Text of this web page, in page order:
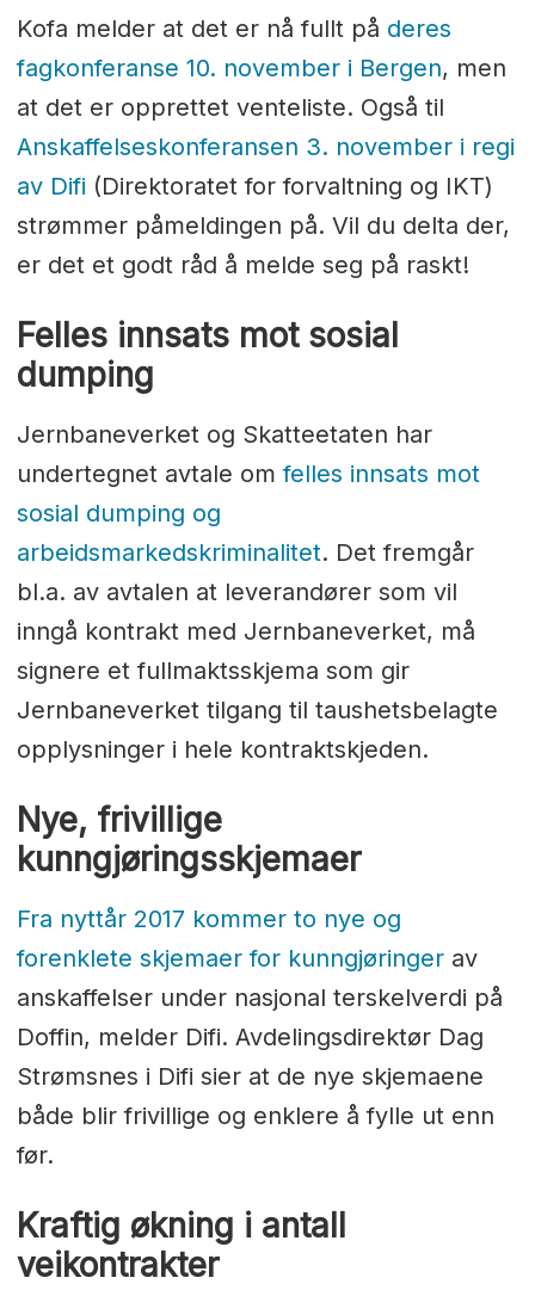
Kofa melder at det er nå fullt på deres
fagkonferanse 10. november i Bergen, men
at det er opprettet venteliste. Også til
Anskaffelseskonferansen 3. november i regi
av Difi (Direktoratet for forvaltning og IKT)
strømmer påmeldingen på. Vil du delta der,
er det et godt råd å melde seg på raskt!
Felles innsats mot sosial
dumping
Jernbaneverket og Skatteetaten har
undertegnet avtale om felles innsats mot
sosial dumping og
arbeidsmarkedskriminalitet. Det fremgår
bl.a. av avtalen at leverandører som vil
inngå kontrakt med Jernbaneverket, må
signere et fullmaktsskjema som gir
Jernbaneverket tilgang til taushetsbelagte
opplysninger i hele kontraktskjeden.
Nye, frivillige
kunngjøringsskjemaer
Fra nyttår 2017 kommer to nye og
forenklete skjemaer for kunngjøringerav
anskaffelser under nasjonal terskelverdi på
Doffin, melder Difi. Avdelingsdirektør Dag
Strømsnes i Difi sier at de nye skjemaene
både blir frivillige og enklere å fylle ut enn
før.
Kraftig økning i antall
veikontrakter